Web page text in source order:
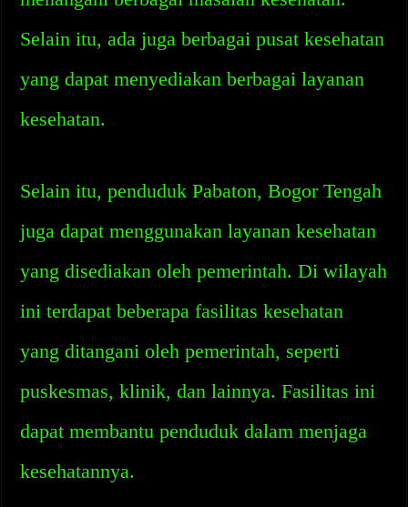
Selain itu, ada juga berbagai pusat kesehatan
yang dapat menyediakan berbagai layanan
kesehatan.
Selain itu, penduduk Pabaton, Bogor Tengah
juga dapat menggunakan layanan kesehatan
yang disediakan oleh pemerintah. Di wilayah
ini terdapat beberapa fasilitas kesehatan
yang ditangani oleh pemerintah, seperti
puskesmas, klinik, dan lainnya. Fasilitas ini
dapat membantu penduduk dalam menjaga
kesehatannya.